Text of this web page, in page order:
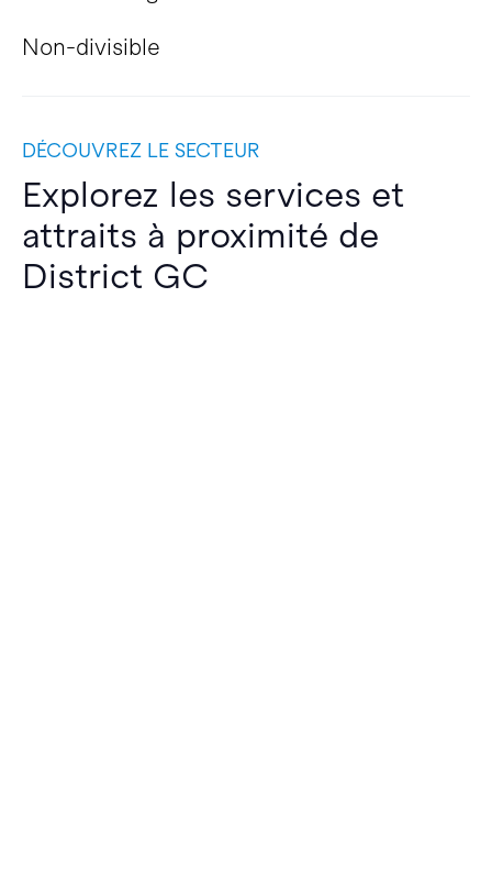
Non-divisible
DÉCOUVREZ LE SECTEUR
Explorez les services et
attraits à proximité de
District GC